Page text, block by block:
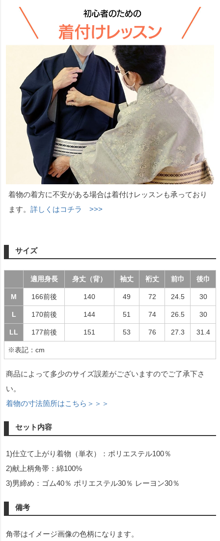
着物の着方に不安がある場合は着付けレッスンも承っており
ます。 詳しくはコチラ >>>
サイズ
適用身長 身丈（背） 袖丈 裄丈 前巾 後巾
M 166前後 140 49 72 24.5 30
L 170前後 144 51 74 26.5 30
LL 177前後 151 53 76 27.3 31.4
※表記：cm
商品によって多少のサイズ誤差がございますのでご了承下さ
い。
着物の寸法箇所はこちら＞＞＞
セット内容
1)仕立て上がり着物（単衣）：ポリエステル100％
2)献上柄角帯：綿100%
3)男締め：ゴム40％ ポリエステル30％ レーヨン30％
備考
角帯はイメージ画像の色柄になります。